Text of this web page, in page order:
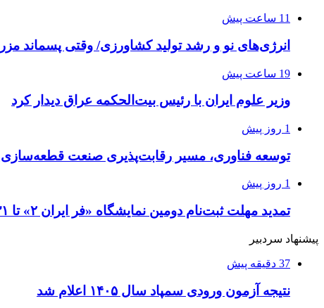
11 ساعت پیش
انرژی‌های نو و رشد تولید کشاورزی/ وقتی پسماند
19 ساعت پیش
وزیر علوم ایران با رئیس بیت‌الحکمه عراق دیدار کرد
1 روز پیش
توسعه فناوری، مسیر رقابت‌پذیری صنعت
1 روز پیش
تمدید مهلت ثبت‌نام دومین نمایشگاه «فر ایران ۲» تا ۳۱ مرداد
پیشنهاد سردبیر
37 دقیقه پیش
نتیجه آزمون ورودی سمپاد سال ۱۴۰۵ اعلام شد